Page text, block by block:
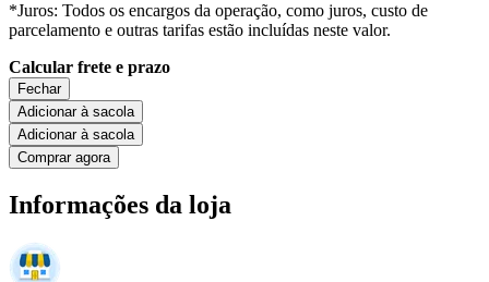
*Juros: Todos os encargos da operação, como juros, custo de
parcelamento e outras tarifas estão incluídas neste valor.
Calcular frete e prazo
Fechar
Adicionar à sacola
Adicionar à sacola
Comprar agora
Informações da loja